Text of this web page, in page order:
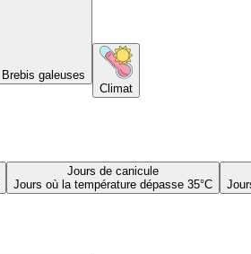
Brebis galeuses
Climat
Jours de canicule
Jours où la température dépasse 35°C